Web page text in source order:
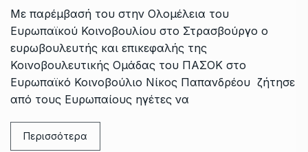
Με παρέμβασή του στην Ολομέλεια του
Ευρωπαϊκού Κοινοβουλίου στο Στρασβούργο ο
ευρωβουλευτής και επικεφαλής της
Κοινοβουλευτικής Ομάδας του ΠΑΣΟΚ στο
Ευρωπαϊκό Κοινοβούλιο Νίκος Παπανδρέου ζήτησε
από τους Ευρωπαίους ηγέτες να
Περισσότερα